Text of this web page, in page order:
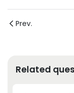
Prev.
Related